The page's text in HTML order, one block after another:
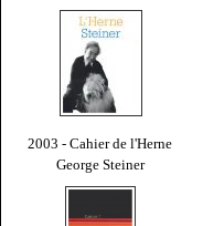
2003 - Cahier de l'Herne
George Steiner